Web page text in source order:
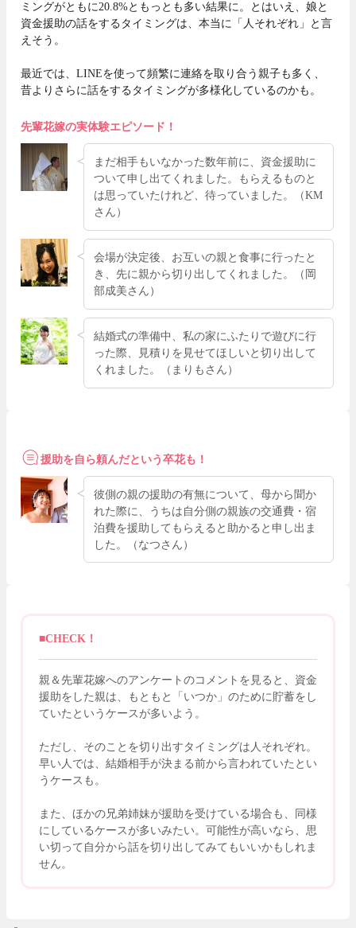
ミングがともに20.8%ともっとも多い結果に。とはいえ、娘と
資金援助の話をするタイミングは、本当に「人それぞれ」と言
えそう。
最近では、LINEを使って頻繁に連絡を取り合う親子も多く、
昔よりさらに話をするタイミングが多様化しているのかも。
先輩花嫁の実体験エピソード！
まだ相手もいなかった数年前に、資金援助に
ついて申し出てくれました。もらえるものと
は思っていたけれど、待っていました。（KM
さん）
会場が決定後、お互いの親と食事に行ったと
き、先に親から切り出してくれました。（岡
部成美さん）
結婚式の準備中、私の家にふたりで遊びに行
った際、見積りを見せてほしいと切り出して
くれました。（まりもさん）
援助を自ら頼んだという卒花も！
彼側の親の援助の有無について、母から聞か
れた際に、うちは自分側の親族の交通費・宿
泊費を援助してもらえると助かると申し出ま
した。（なつさん）
■CHECK！
親＆先輩花嫁へのアンケートのコメントを見ると、資金
援助をした親は、もともと「いつか」のために貯蓄をし
ていたというケースが多いよう。
ただし、そのことを切り出すタイミングは人それぞれ。
早い人では、結婚相手が決まる前から言われていたとい
うケースも。
また、ほかの兄弟姉妹が援助を受けている場合も、同様
にしているケースが多いみたい。可能性が高いなら、思
い切って自分から話を切り出してみてもいいかもしれま
せん。